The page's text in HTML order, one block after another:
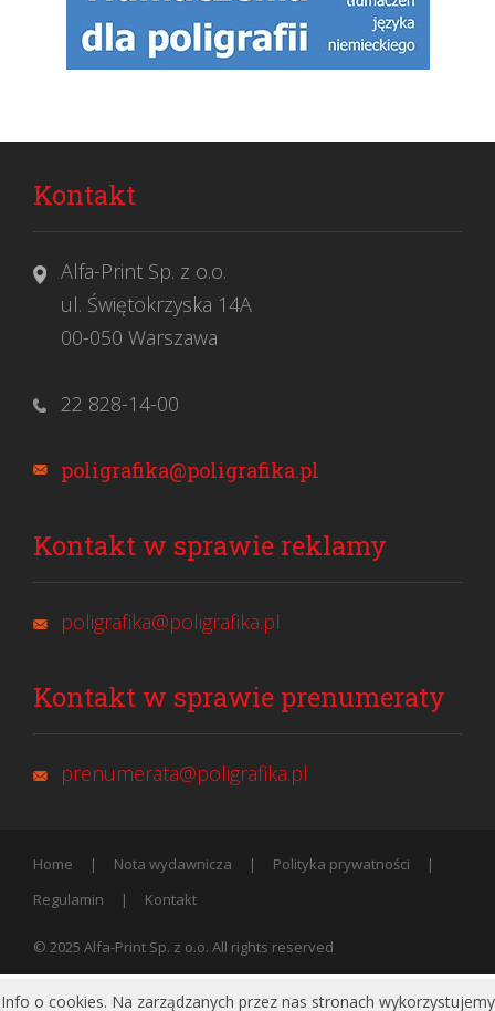
Kontakt
Alfa-Print Sp. z o.o.
ul. Świętokrzyska 14A
00-050 Warszawa
22 828-14-00
poligrafika@poligrafika.pl
Kontakt w sprawie reklamy
poligrafika@poligrafika.pl
Kontakt w sprawie prenumeraty
prenumerata@poligrafika.pl
Home Nota wydawnicza
Polityka prywatności
Regulamin
Kontakt
© 2025 Alfa-Print Sp. z o.o. All rights reserved
Info o cookies. Na zarządzanych przez nas stronach wykorzystujemy